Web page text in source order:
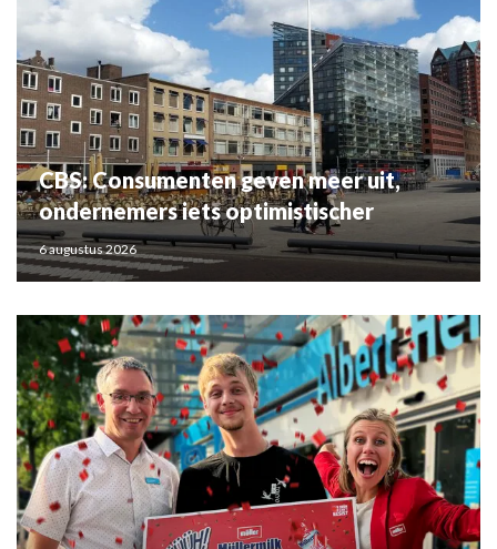
CBS: Consumenten geven meer uit,
ondernemers iets optimistischer
6 augustus 2026